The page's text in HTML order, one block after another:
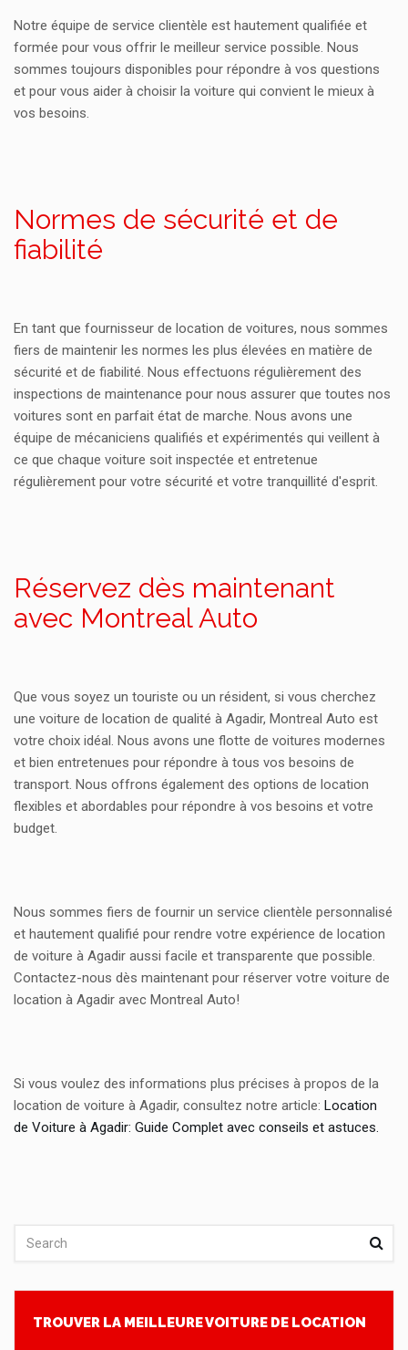
Notre équipe de service clientèle est hautement qualifiée et
formée pour vous offrir le meilleur service possible. Nous
sommes toujours disponibles pour répondre à vos questions
et pour vous aider à choisir la voiture qui convient le mieux à
vos besoins.
Normes de sécurité et de
fiabilité
En tant que fournisseur de location de voitures, nous sommes
fiers de maintenir les normes les plus élevées en matière de
sécurité et de fiabilité. Nous effectuons régulièrement des
inspections de maintenance pour nous assurer que toutes nos
voitures sont en parfait état de marche. Nous avons une
équipe de mécaniciens qualifiés et expérimentés qui veillent à
ce que chaque voiture soit inspectée et entretenue
régulièrement pour votre sécurité et votre tranquillité d'esprit.
Réservez dès maintenant
avec Montreal Auto
Que vous soyez un touriste ou un résident, si vous cherchez
une voiture de location de qualité à Agadir, Montreal Auto est
votre choix idéal. Nous avons une flotte de voitures modernes
et bien entretenues pour répondre à tous vos besoins de
transport. Nous offrons également des options de location
flexibles et abordables pour répondre à vos besoins et votre
budget.
Nous sommes fiers de fournir un service clientèle personnalisé
et hautement qualifié pour rendre votre expérience de location
de voiture à Agadir aussi facile et transparente que possible.
Contactez-nous dès maintenant pour réserver votre voiture de
location à Agadir avec Montreal Auto!
Si vous voulez des informations plus précises à propos de la
location de voiture à Agadir, consultez notre article: Location
de Voiture à Agadir: Guide Complet avec conseils et astuces.
TROUVER LA MEILLEURE VOITURE DE LOCATION